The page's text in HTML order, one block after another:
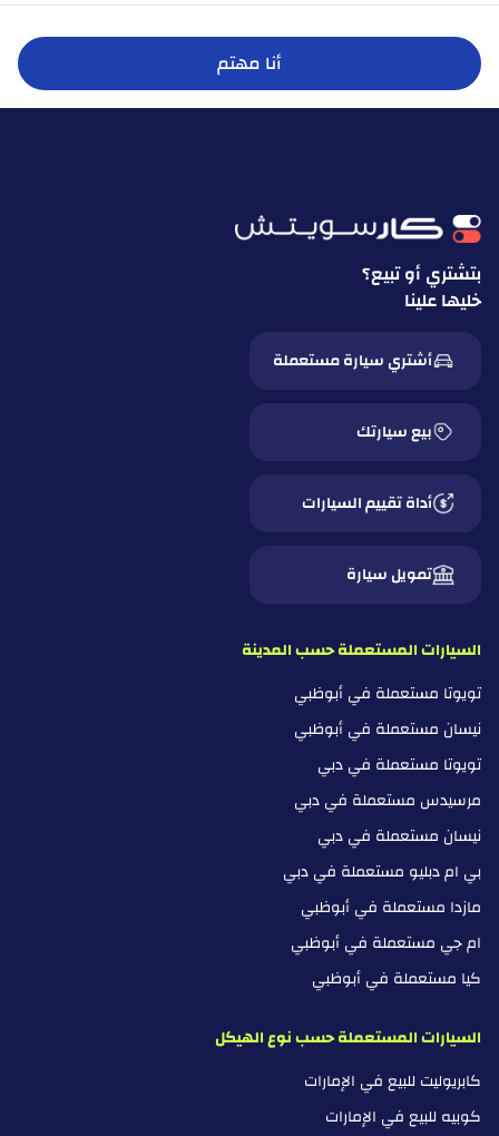
أنا مهتم
بتشتري أو تبيع؟
خليها علينا
أشتري سيارة مستعملة
بيع سيارتك
أداة تقييم السيارات
تمويل سيارة
السيارات المستعملة حسب المدينة
تويوتا مستعملة في أبوظبي
نيسان مستعملة في أبوظبي
تويوتا مستعملة في دبي
مرسيدس مستعملة في دبي
نيسان مستعملة في دبي
بي ام دبليو مستعملة في دبي
مازدا مستعملة في أبوظبي
ام جي مستعملة في أبوظبي
كيا مستعملة في أبوظبي
السيارات المستعملة حسب نوع الهيكل
كابريوليت للبيع في الإمارات
كوبيه للبيع في الإمارات